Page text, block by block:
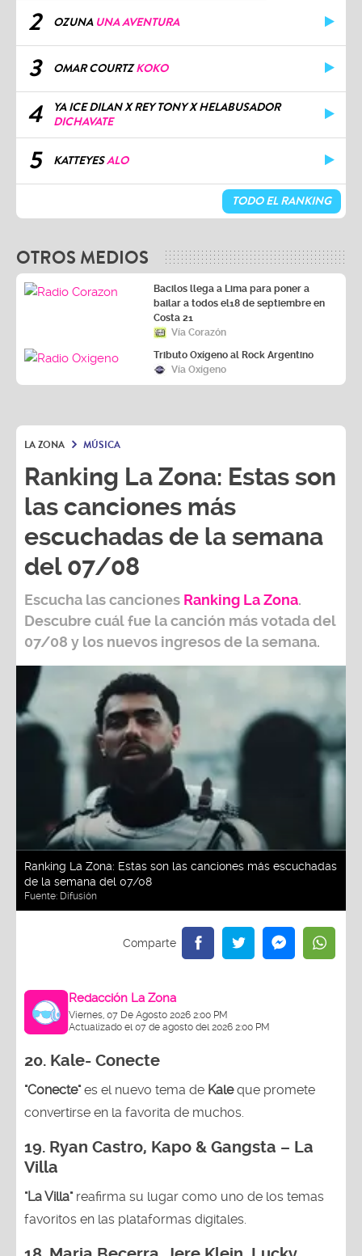
2 OZUNA UNA AVENTURA
3 OMAR COURTZKOKO
4
YA ICE DILAN X REY TONY X HELABUSADOR
DICHAVATE
5 KATTEYESALO
TODO EL RANKING
OTROS MEDIOS
Bacilos llega a Lima para poner a
bailar a todos el18 de septiembre en
Costa 21
Vía Corazón
Tributo Oxígeno al Rock Argentino
Vía Oxígeno
LA ZONA MÚSICA
Ranking La Zona: Estas son
las canciones más
escuchadas de la semana
del 07/08
Escucha las canciones Ranking La Zona.
Descubre cuál fue la canción más votada del
07/08 y los nuevos ingresos de la semana.
Ranking La Zona: Estas son las canciones más escuchadas
de la semana del 07/08
Fuente: Difusión
Redacción La Zona
Viernes, 07 De Agosto 2026 2:00 PM
Actualizado el 07 de agosto del 2026 2:00 PM
20. Kale- Conecte
"Conecte"es el nuevo tema de Kaleque promete
convertirse en la favorita de muchos.
19. Ryan Castro, Kapo & Gangsta – La
Villa
"La Villa"reafirma su lugar como uno de los temas
favoritos en las plataformas digitales.